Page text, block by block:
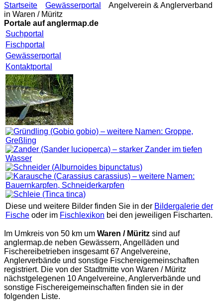
Startseite Gewässerportal
Angelverein & Anglerverband
in Waren / Müritz
Portale aufanglermap.de
Suchportal
Fischportal
Gewässerportal
Kontaktportal
Diese und weitere Bilder finden Sie in der Bildergalerie der
Fische oder im Fischlexikon bei den jeweiligen Fischarten.
Im Umkreis von 50 km um Waren / Müritz sind auf
anglermap.de neben Gewässern, Angelläden und
Fischereibetrieben insgesamt 67 Angelvereine,
Anglerverbände und sonstige Fischereigemeinschaften
registriert. Die von der Stadtmitte von Waren / Müritz
nächstgelegenen 10 Angelvereine, Anglerverbände und
sonstige Fischereigemeinschaften finden sie in der
folgenden Liste.